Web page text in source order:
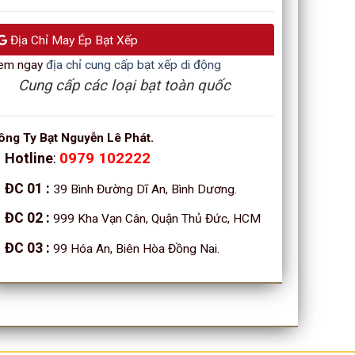
Địa Chỉ May Ép Bạt Xếp
ngay địa chỉ cung cấp bạt xếp di động
Cung cấp các loại bạt toàn quốc
Ty Bạt Nguyễn Lê Phát.
Hotline: 0979 102222
ĐC 01 : 39 Bình Đường Dĩ An, Bình Dương.
ĐC 02: 999 Kha Vạn Cân, Quận Thủ Đức, HCM
ĐC 03 : 99 Hóa An, Biên Hòa Đồng Nai.